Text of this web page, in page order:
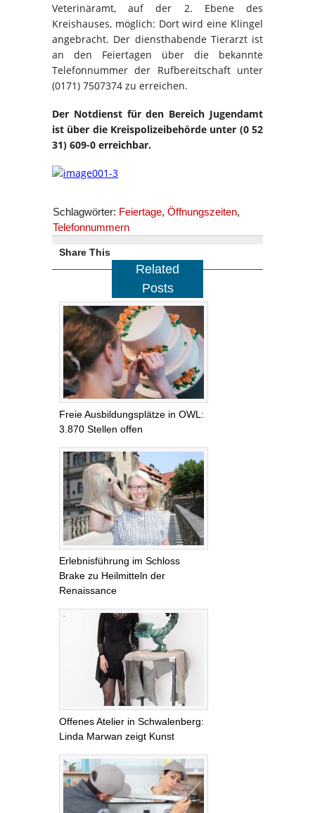
Veterinäramt, auf der 2. Ebene des
Kreishauses, möglich: Dort wird eine Klingel
angebracht. Der diensthabende Tierarzt ist
an den Feiertagen über die bekannte
Telefonnummer der Rufbereitschaft unter
(0171) 7507374 zu erreichen.
Der Notdienst für den Bereich Jugendamt
ist über die Kreispolizeibehörde unter (0 52
31) 609-0 erreichbar.
Schlagwörter: Feiertage, Öffnungszeiten,
Telefonnummern
Share This
Related
Posts
Freie Ausbildungsplätze in OWL:
3.870 Stellen offen
Erlebnisführung im Schloss
Brake zu Heilmitteln der
Renaissance
Offenes Atelier in Schwalenberg:
Linda Marwan zeigt Kunst